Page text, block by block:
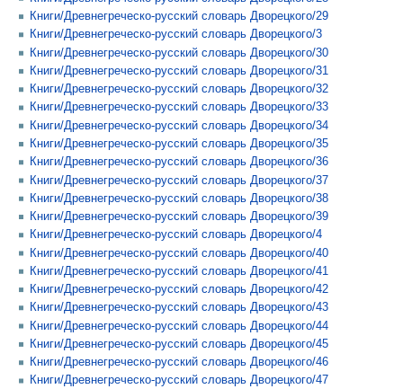
Книги/Древнегреческо-русский словарь Дворецкого/29
Книги/Древнегреческо-русский словарь Дворецкого/3
Книги/Древнегреческо-русский словарь Дворецкого/30
Книги/Древнегреческо-русский словарь Дворецкого/31
Книги/Древнегреческо-русский словарь Дворецкого/32
Книги/Древнегреческо-русский словарь Дворецкого/33
Книги/Древнегреческо-русский словарь Дворецкого/34
Книги/Древнегреческо-русский словарь Дворецкого/35
Книги/Древнегреческо-русский словарь Дворецкого/36
Книги/Древнегреческо-русский словарь Дворецкого/37
Книги/Древнегреческо-русский словарь Дворецкого/38
Книги/Древнегреческо-русский словарь Дворецкого/39
Книги/Древнегреческо-русский словарь Дворецкого/4
Книги/Древнегреческо-русский словарь Дворецкого/40
Книги/Древнегреческо-русский словарь Дворецкого/41
Книги/Древнегреческо-русский словарь Дворецкого/42
Книги/Древнегреческо-русский словарь Дворецкого/43
Книги/Древнегреческо-русский словарь Дворецкого/44
Книги/Древнегреческо-русский словарь Дворецкого/45
Книги/Древнегреческо-русский словарь Дворецкого/46
Книги/Древнегреческо-русский словарь Дворецкого/47